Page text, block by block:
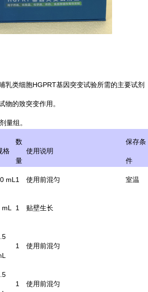
乳类细胞HGPRT基因突变试验所需的主要试剂
物的致突变作用。
量组。
格
数
量
使用说明
保存条
件
mL 1 使用前混匀 室温
mL 1 贴壁生长
1 使用前混匀
1 使用前混匀